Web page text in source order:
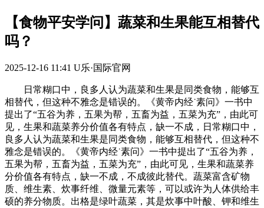
【食物平安学问】蔬菜和生果能互相替代
吗？
2025-12-16 11:41 U乐·国际官网
日常糊口中，良多人认为蔬菜和生果是同类食物，能够互
相替代，但这种不雅念是错误的。《黄帝内经˙素问》一书中
提出了“五谷为养，五果为帮，五畜为益，五菜为充”，由此可
见，生果和蔬菜养分价值各有特点，缺一不成，日常糊口中，
良多人认为蔬菜和生果是同类食物，能够互相替代，但这种不
雅念是错误的。《黄帝内经˙素问》一书中提出了“五谷为养，
五果为帮，五畜为益，五菜为充”，由此可见，生果和蔬菜养
分价值各有特点，缺一不成，不成彼此替代。蔬菜富含矿物
质、维生素、炊事纤维、微量元素等，可以或许为人体供给丰
硕的养分物质。出格是绿叶蔬菜，其是炊事中叶酸、钾和维生